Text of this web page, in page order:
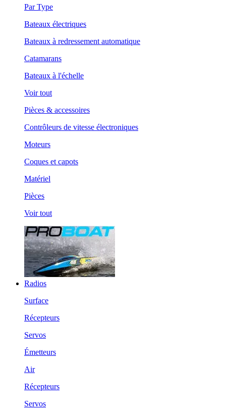
Par Type
Bateaux électriques
Bateaux à redressement automatique
Catamarans
Bateaux à l'échelle
Voir tout
Pièces & accessoires
Contrôleurs de vitesse électroniques
Moteurs
Coques et capots
Matériel
Pièces
Voir tout
Radios
Surface
Récepteurs
Servos
Émetteurs
Air
Récepteurs
Servos